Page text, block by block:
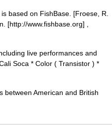
based on FishBase. [Froese, R.
[http://www.fishbase.org] ,
live performances and
Soca * Color ( Transistor ) *
between American and British